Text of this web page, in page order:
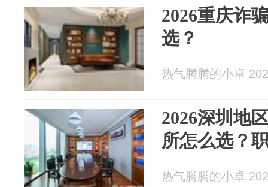
2026重庆诈
选？
热气腾腾的小卓
2026深圳地
所怎么选？
热气腾腾的小卓